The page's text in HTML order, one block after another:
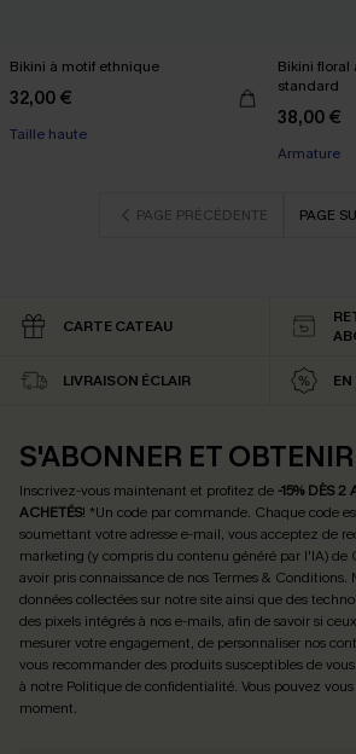
Bikini à motif ethnique
32,00 €
Taille haute
Bikini floral
standard
38,00 €
Armature
PAGE PRÉCÉDENTE PAGE
CARTE CATEAU
LIVRAISON ÉCLAIR
S'ABONNER ET
Inscrivez-vous maintenant et profitez de -15% DÈS 2
ACHETÉS! *Un code par commande. Chaque code
soumettant votre adresse e-mail, vous acceptez de
marketing (y compris du contenu généré par l'IA) de
avoir pris connaissance de nosTermes & Conditions.
données collectées sur notre site ainsi que des
des pixels intégrés à nos e-mails, afin de savoir si
mesurer votre engagement, de personnaliser nos
vous recommander des produits susceptibles de
à notre Politique de confidentialité. Vous pouvez
moment.